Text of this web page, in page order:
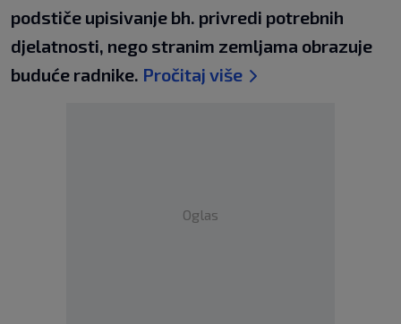
podstiče upisivanje bh. privredi potrebnih
djelatnosti, nego stranim zemljama obrazuje
buduće radnike. Pročitaj više
Oglas